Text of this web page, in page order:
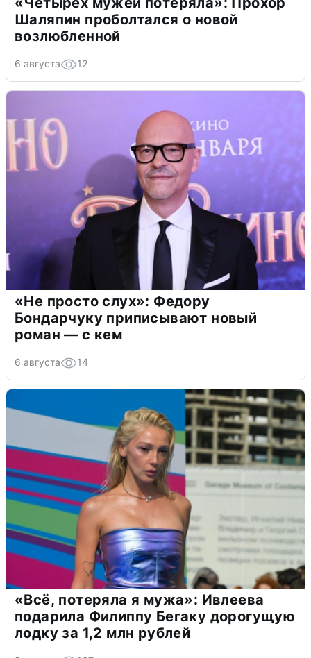
Шаляпин проболтался о новой
возлюбленной
6 августа 12
«Не просто слух»: Федору
Бондарчуку приписывают новый
роман — с кем
6 августа 14
«Всё, потеряла я мужа»: Ивлеева
подарила Филиппу Бегаку дорогущую
лодку за 1,2 млн рублей